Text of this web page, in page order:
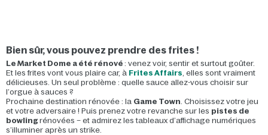
Bien sûr,vous pouvez prendre des frites !
Le Market Dome a été rénové : venez voir, sentir et surtout goûter.
Et les frites vont vous plaire car, à Frites Affairs, elles sont vraiment
délicieuses. Un seul problème : quelle sauce allez-vous choisir sur
l’orgue à sauces ?
Prochaine destination rénovée : la Game Town. Choisissez votre jeu
et votre adversaire ! Puis prenez votre revanche sur les pistes de
bowlingrénovées – et admirez les tableaux d’affichage numériques
s’illuminer après un strike.